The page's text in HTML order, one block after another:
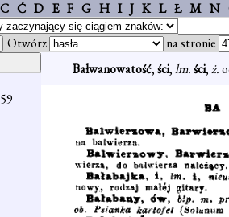
C Ć D E F G H I J K L Ł M N
Otwórz na stronie
Bałwanowatość,ści,lm.ści,ż.